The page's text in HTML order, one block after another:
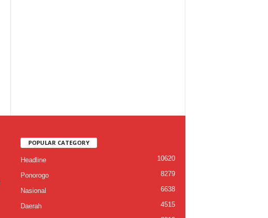
POPULAR CATEGORY
Headline 10620
Ponorogo 8279
Nasional 6638
Daerah 4515